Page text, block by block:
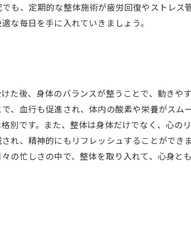
も、定期的な整体施術が疲労回復やストレス
な毎日を手に入れていきましょう。
た後、身体のバランスが整うことで、動きや
、血行も促進され、体内の酸素や栄養がスム
別です。また、整体は身体だけでなく、心の
れ、精神的にもリフレッシュすることができ
の忙しさの中で、整体を取り入れて、心身と